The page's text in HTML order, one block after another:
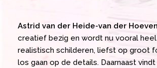
Astrid van der Heide-van der Hoeven
creatief bezig en wordt nu vooral
realistisch schilderen, liefst op groot
los gaan op de details. Daarnaast